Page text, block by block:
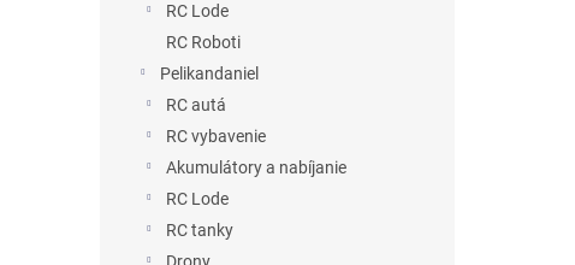
RC Lode
RC Roboti
Pelikandaniel
RC autá
RC vybavenie
Akumulátory a nabíjanie
RC Lode
RC tanky